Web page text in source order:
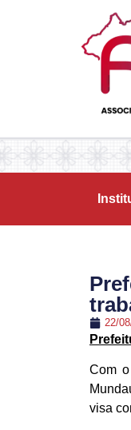
22/
Com
visa